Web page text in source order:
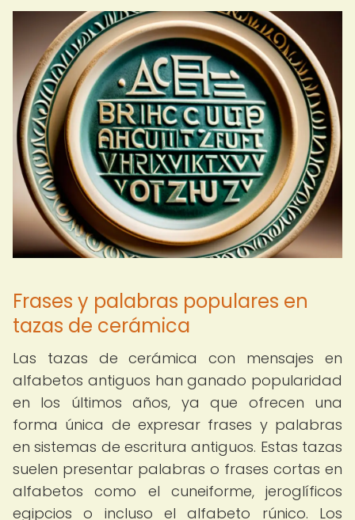
Frases y palabras populares en
tazas de cerámica
Las tazas de cerámica con mensajes en
alfabetos antiguos han ganado popularidad
en los últimos años, ya que ofrecen una
forma única de expresar frases y palabras
en sistemas de escritura antiguos. Estas tazas
suelen presentar palabras o frases cortas en
alfabetos como el cuneiforme, jeroglíficos
egipcios o incluso el alfabeto rúnico. Los